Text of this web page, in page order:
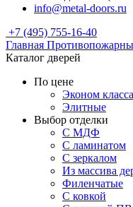
info@metal-doors.ru
+7 (495) 755-16-40
Главная
Каталог дверей
По цене
Эконом класса
Элитные
Выбор отделки
С МДФ
С ламинатом
С зеркалом
Из массива
Филенчатые
С ковкой